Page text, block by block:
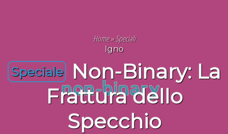
Home»Speciali
Igno
Speciale
Non-Binary: La
Frattura dello
Specchio